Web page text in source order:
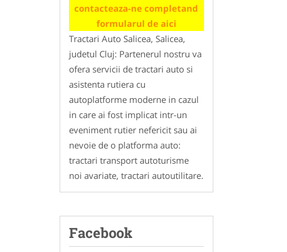
contacteaza-ne completand
formularul de aici
Tractari Auto Salicea, Salicea,
judetul Cluj: Partenerul nostru va
ofera servicii de tractari auto si
asistenta rutiera cu
autoplatforme moderne in cazul
in care ai fost implicat intr-un
eveniment rutier nefericit sau ai
nevoie de o platforma auto:
tractari transport autoturisme
noi avariate, tractari autoutilitare.
Facebook